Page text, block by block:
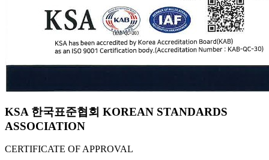
KSA 한국표준협회 KOREAN STANDARDS
ASSOCIATION
CERTIFICATE OF APPROVAL